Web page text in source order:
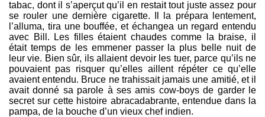
tabac, dont il s’aperçut qu’il en restait tout juste assez pour
se rouler une dernière cigarette. Il la prépara lentement,
l’alluma, tira une bouffée, et échangea un regard entendu
avec Bill. Les filles étaient chaudes comme la braise, il
était temps de les emmener passer la plus belle nuit de
leur vie. Bien sûr, ils allaient devoir les tuer, parce qu’ils ne
pouvaient pas risquer qu’elles aillent répéter ce qu’elle
avaient entendu. Bruce ne trahissait jamais une amitié, et il
avait donné sa parole à ses amis cow-boys de garder le
secret sur cette histoire abracadabrante, entendue dans la
pampa, de la bouche d’un vieux chef indien.